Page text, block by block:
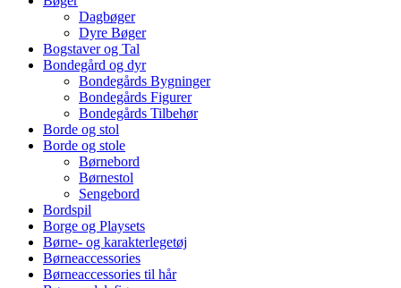
Dagbøger
Dyre Bøger
Bogstaver og Tal
Bondegård og dyr
Bondegårds Bygninger
Bondegårds Figurer
Bondegårds Tilbehør
Borde og stol
Borde og stole
Børnebord
Børnestol
Sengebord
Bordspil
Borge og Playsets
Børne- og karakterlegetøj
Børneaccessories
Børneaccessories til hår